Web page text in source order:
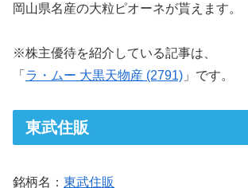
岡山県名産の大粒ピオーネが貰えます。
※株主優待を紹介している記事は、
「 ラ・ムー 大黒天物産 (2791) 」です。
東武住販
銘柄名： 東武住販